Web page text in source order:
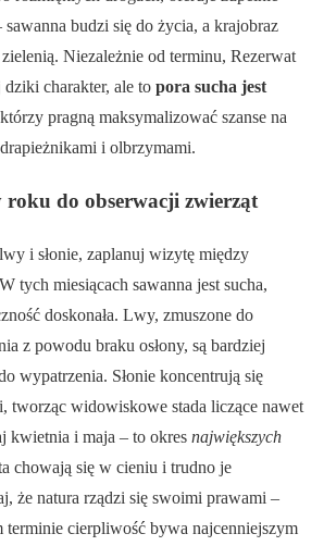
budzi się do życia, a krajobraz
Niezależnie od terminu, Rezerwat
charakter, ale to pora sucha jest
pragną maksymalizować szanse na
i olbrzymami.
do obserwacji zwierząt
i słonie, zaplanuj wizytę między
tych miesiącach sawanna jest sucha,
doskonała. Lwy, zmuszone do
z powodu braku osłony, są bardziej
wypatrzenia. Słonie koncentrują się
tworząc widowiskowe stada liczące nawet
kwietnia i maja – to okres największych
chowają się w cieniu i trudno je
że natura rządzi się swoimi prawami –
cierpliwość bywa najcenniejszym